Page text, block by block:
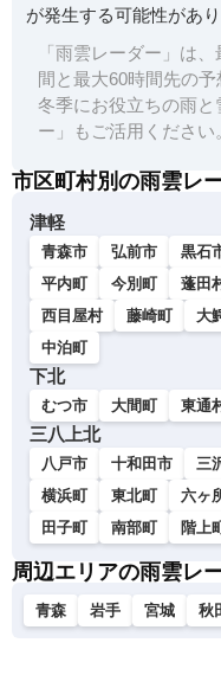
が発生する可能性があり
「雨雲レーダー」は
間と最大60時間先の予
冬季にお役立ちの雨
ー」もご活用ください
市区町村別の雨雲レ
津軽
青森市 弘前市 黒石
平内町
今別町 蓬田
西目屋村
藤崎町 大
中泊町
下北
むつ市 大間町 東通
三八上北
八戸市 十和田市 三
横浜町
東北町 六ヶ
田子町
南部町 階上
周辺エリアの雨雲レ
青森 岩手 宮城 秋